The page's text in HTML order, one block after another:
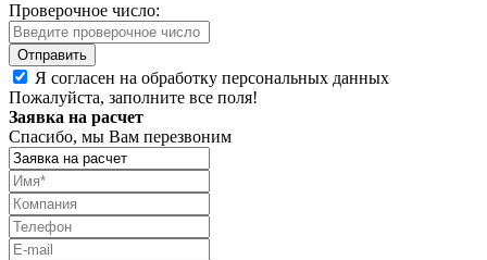
Проверочное число:
Я согласен на обработку персональных данных
Пожалуйста, заполните все поля!
Заявка на расчет
Спасибо, мы Вам перезвоним